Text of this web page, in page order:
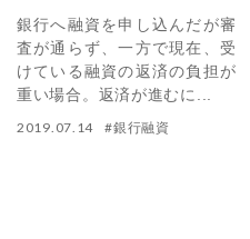
銀行へ融資を申し込んだが審
査が通らず、一方で現在、受
けている融資の返済の負担が
重い場合。返済が進むに...
2019.07.14 #銀行融資